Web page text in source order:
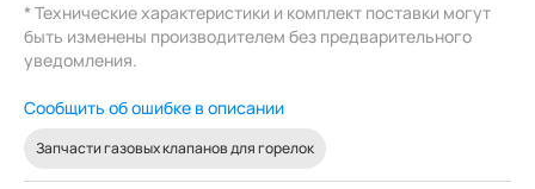
* Технические характеристики и комплект поставки могут
быть изменены производителем без предварительного
уведомления.
Сообщить об ошибке в описании
Запчасти газовых клапанов для горелок